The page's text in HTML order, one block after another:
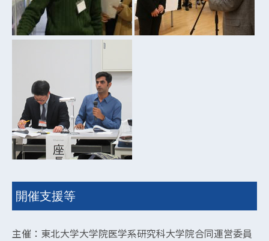
開催支援等
主催：東北大学大学院医学系研究科大学院合同運営委員